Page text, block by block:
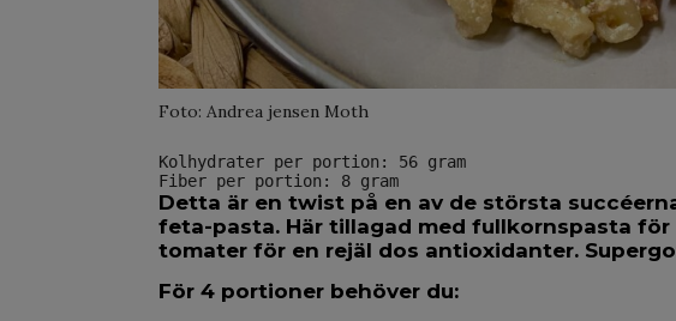
Foto: Andrea jensen Moth
Kolhydrater per portion: 56 gram
Fiber per portion: 8 gram
Detta är en twist på en av de största
feta-pasta. Här tillagad med fullkornspasta
tomater för en rejäl dos antioxidanter.
För 4 portioner behöver du: